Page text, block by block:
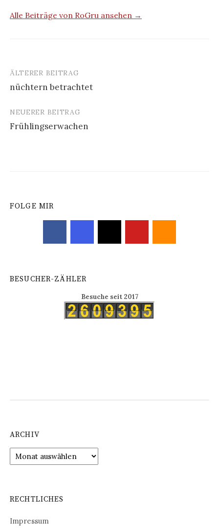
Alle Beiträge von RoGru ansehen →
Beitrags-
Navigation
ÄLTERER BEITRAG
nüchtern betrachtet
NEUERER BEITRAG
Frühlingserwachen
FOLGE MIR
BESUCHER-ZÄHLER
Besuche seit 2017
ARCHIV
Archiv
RECHTLICHES
Impressum